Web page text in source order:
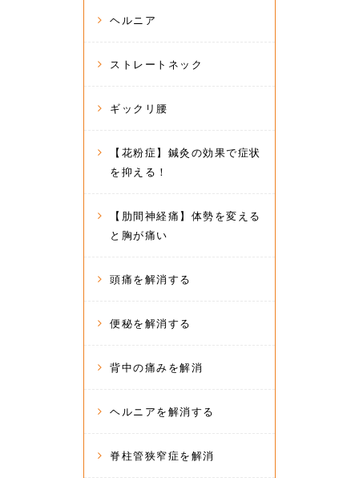
ヘルニア
ストレートネック
ギックリ腰
【花粉症】鍼灸の効果で症状
を抑える！
【肋間神経痛】体勢を変える
と胸が痛い
頭痛を解消する
便秘を解消する
背中の痛みを解消
ヘルニアを解消する
脊柱管狭窄症を解消